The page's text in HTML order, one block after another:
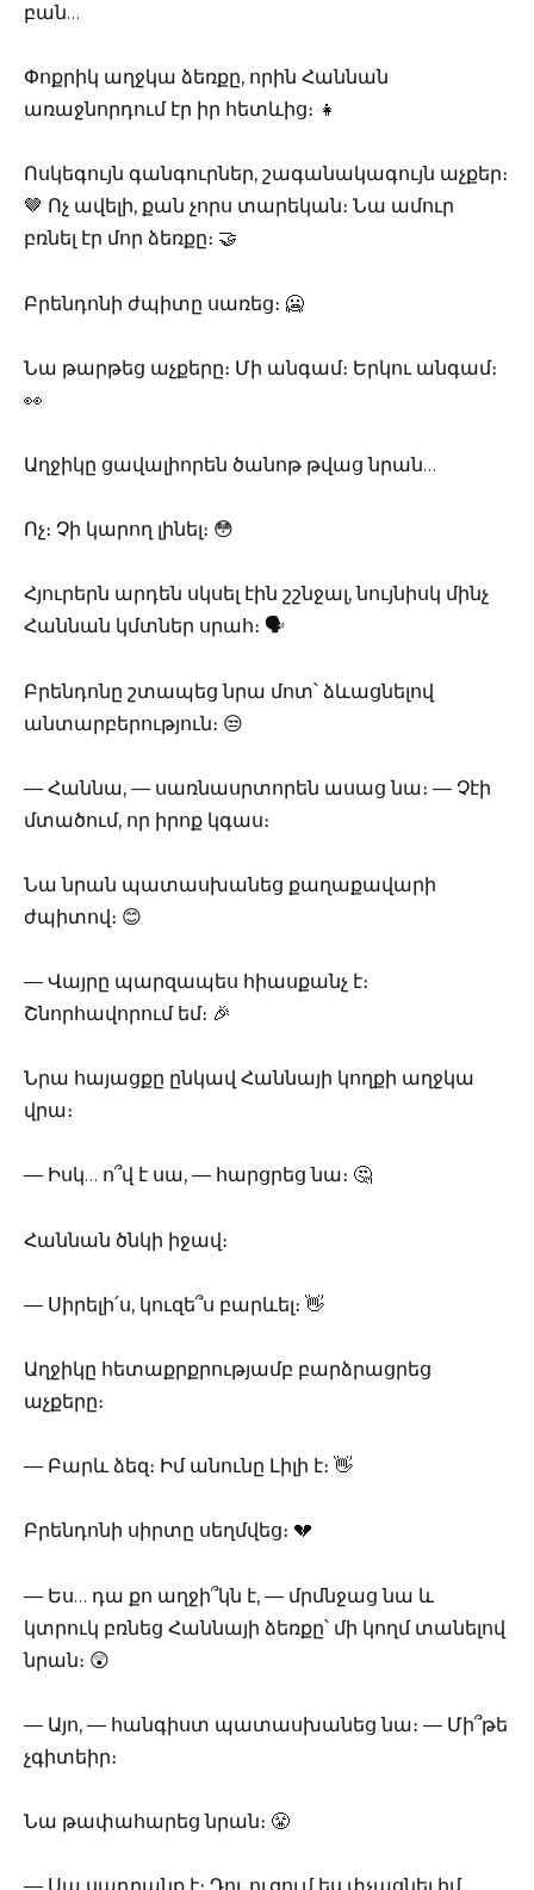
բան…
Փոքրիկ աղջկա ձեռքը, որին Հաննան
առաջնորդում էր իր հետևից։ 👧
Ոսկեգույն գանգուրներ, շագանակագույն աչքեր։
🤎 Ոչ ավելի, քան չորս տարեկան։ Նա ամուր
բռնել էր մոր ձեռքը։ 🤝
Բրենդոնի ժպիտը սառեց։ 🥶
Նա թարթեց աչքերը։ Մի անգամ։ Երկու անգամ։
👀
Աղջիկը ցավալիորեն ծանոթ թվաց նրան…
Ոչ։ Չի կարող լինել։ 😳
Հյուրերն արդեն սկսել էին շշնջալ, նույնիսկ մինչ
Հաննան կմտներ սրահ։ 🗣️
Բրենդոնը շտապեց նրա մոտ՝ ձևացնելով
անտարբերություն։ 😒
— Հաննա, — սառնասրտորեն ասաց նա։ — Չէի
մտածում, որ իրոք կգաս։
Նա նրան պատասխանեց քաղաքավարի
ժպիտով։ 😊
— Վայրը պարզապես հիասքանչ է։
Շնորհավորում եմ։ 🎉
Նրա հայացքը ընկավ Հաննայի կողքի աղջկա
վրա։
— Իսկ… ո՞վ է սա, — հարցրեց նա։ 🤔
Հաննան ծնկի իջավ։
— Սիրելի՛ս, կուզե՞ս բարևել։ 👋
Աղջիկը հետաքրքրությամբ բարձրացրեց
աչքերը։
— Բարև ձեզ։ Իմ անունը Լիլի է։ 👋
Բրենդոնի սիրտը սեղմվեց։ 💔
— Ես… դա քո աղջի՞կն է, — մրմնջաց նա և
կտրուկ բռնեց Հաննայի ձեռքը՝ մի կողմ տանելով
նրան։ 😲
— Այո, — հանգիստ պատասխանեց նա։ — Մի՞թե
չգիտեիր։
Նա թափահարեց նրան։ 😤